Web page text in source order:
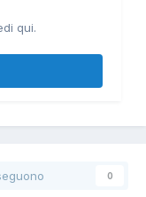
qui.
0